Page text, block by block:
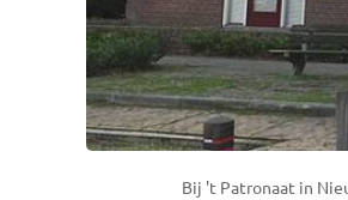
Bij 't Patronaat in